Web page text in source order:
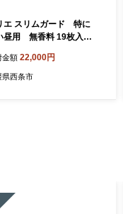
エ スリムガード 特に
昼用 無香料 19枚入り×
媛県西条市 生理用品 ナ
ン 昼用 ロリエ スリムガ
金額 22,000円
県西条市